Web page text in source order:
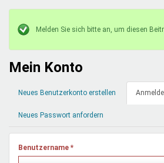
Jugendnetz
Freizeit & Reisen
Mentoren & Projekte
Schule & Beruf
Demokratie & Beteiligung
Vor Ort Statusmeldung
Melden Sie sich bitte an, um diesen
Mein Konto
Primäre
Neues Benutzerkonto erstellen
Neues Passwort anfordern
Benutzername *